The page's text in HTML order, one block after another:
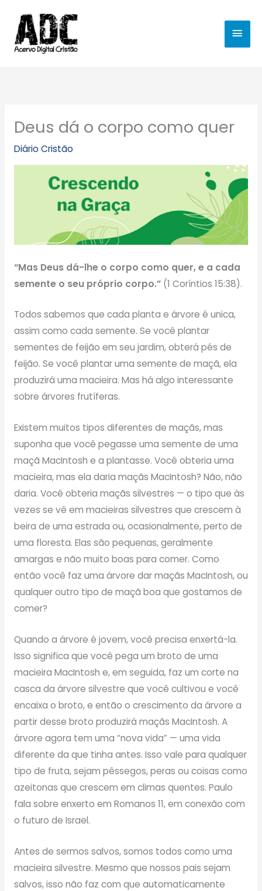
para
conteúdo
Deus dá o corpo como quer
Diário Cristão
“Mas Deus dá-lhe o corpo como quer, e a cada
semente o seu próprio corpo.”(1 Coríntios 15:38).
Todos sabemos que cada planta e árvore é unica,
assim como cada semente. Se você plantar
sementes de feijão em seu jardim, obterá pés de
feijão. Se você plantar uma semente de maçã, ela
produzirá uma macieira. Mas há algo interessante
sobre árvores frutíferas.
Existem muitos tipos diferentes de maçãs, mas
suponha que você pegasse uma semente de uma
maçã MacIntosh e a plantasse. Você obteria uma
macieira, mas ela daria maçãs MacIntosh? Não, não
daria. Você obteria maçãs silvestres — o tipo que às
vezes se vê em macieiras silvestres que crescem à
beira de uma estrada ou, ocasionalmente, perto de
uma floresta. Elas são pequenas, geralmente
amargas e não muito boas para comer. Como
então você faz uma árvore dar maçãs MacIntosh, ou
qualquer outro tipo de maçã boa que gostamos de
comer?
Quando a árvore é jovem, você precisa enxertá-la.
Isso significa que você pega um broto de uma
macieira MacIntosh e, em seguida, faz um corte na
casca da árvore silvestre que você cultivou e você
encaixa o broto, e então o crescimento da árvore a
partir desse broto produzirá maçãs MacIntosh. A
árvore agora tem uma “nova vida” — uma vida
diferente da que tinha antes. Isso vale para qualquer
tipo de fruta, sejam pêssegos, peras ou coisas como
azeitonas que crescem em climas quentes. Paulo
fala sobre enxerto em Romanos 11, em conexão com
o futuro de Israel.
Antes de sermos salvos, somos todos como uma
macieira silvestre. Mesmo que nossos pais sejam
salvos, isso não faz com que automaticamente